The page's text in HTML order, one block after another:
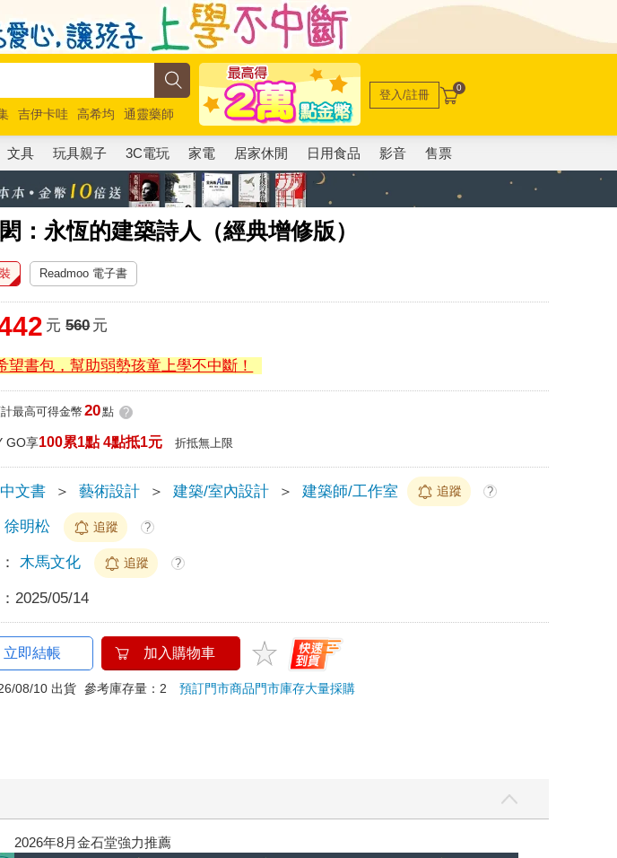
吉伊卡哇 高希均
通靈藥師
超慢跑
登入/註冊 0
文具 玩具親子 3C電玩 家電 居家休閒 日用食品 影音 售票
：永恆的建築詩人（經典增修版）
Readmoo 電子書
元 560元
望書包，幫助弱勢孩童上學不中斷！
最高可得金幣 20點 ?
GO享100累1點 4點抵1元 折抵無上限
中文書 ＞ 藝術設計 ＞ 建築/室內設計 ＞ 建築師/工作室 追蹤 ?
徐明松 追蹤 ?
木馬文化 追蹤 ?
2025/05/14
立即結帳 加入購物車
08/10 出貨 參考庫存量：2預訂門市商品門市庫存大量採購
2026年8月金石堂強力推薦